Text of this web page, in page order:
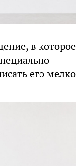
в которое
его мелко